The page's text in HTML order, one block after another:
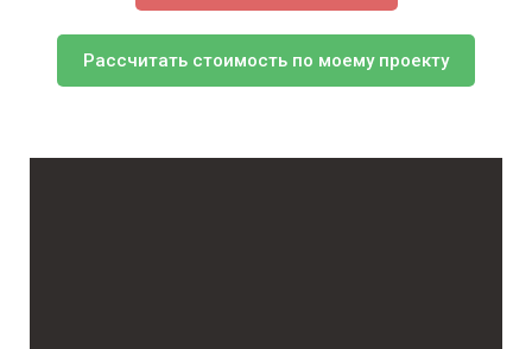
Рассчитать стоимость по моему проекту